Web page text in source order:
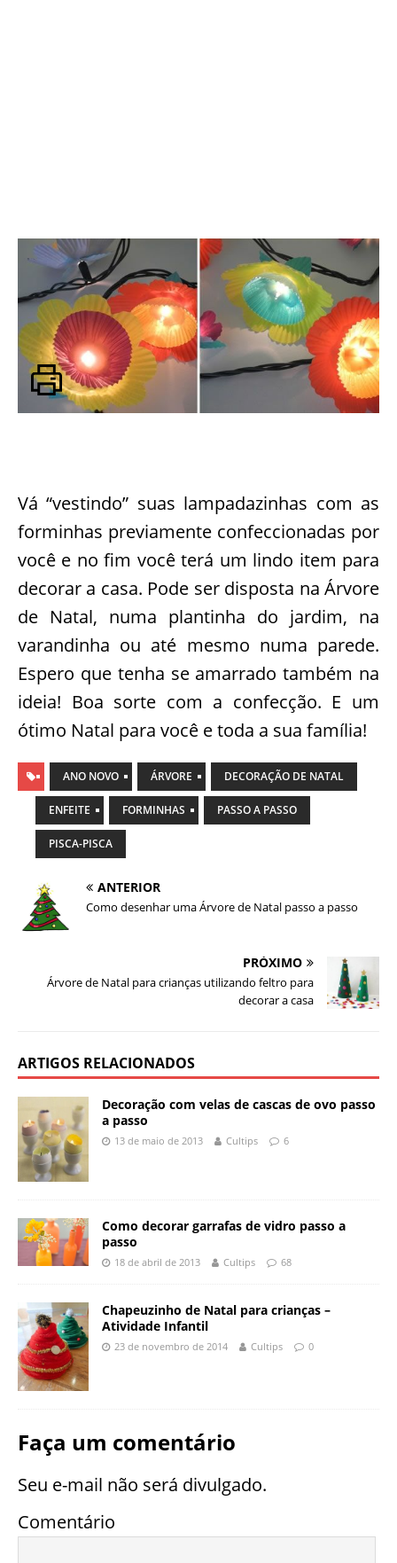
Vá “vestindo” suas lampadazinhas com as
forminhas previamente confeccionadas por
você e no fim você terá um lindo item para
decorar a casa. Pode ser disposta na Árvore
de Natal, numa plantinha do jardim, na
varandinha ou até mesmo numa parede.
Espero que tenha se amarrado também na
ideia! Boa sorte com a confecção. E um
ótimo Natal para você e toda a sua família!
ANO NOVO ÁRVORE DECORAÇÃO DE NATAL
ENFEITE FORMINHAS PASSO A PASSO
PISCA-PISCA
ANTERIOR
Como desenhar uma Árvore de Natal passo a passo
PRÓXIMO
Árvore de Natal para crianças utilizando feltro para
decorar a casa
ARTIGOS RELACIONADOS
Decoração com velas de cascas de ovo passo
a passo
13 de maio de 2013 Cultips 6
Como decorar garrafas de vidro passo a
passo
18 de abril de 2013 Cultips 68
Chapeuzinho de Natal para crianças –
Atividade Infantil
23 de novembro de 2014 Cultips 0
Faça um comentário
Seu e-mail não será divulgado.
Comentário